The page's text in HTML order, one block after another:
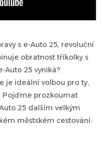
s e-Auto 25, revoluční
obratnost tříkolky s
Auto 25 vyniká?
je ideální volbou pro ty,
Pojďme prozkoumat
25 dalším velkým
městském cestování: